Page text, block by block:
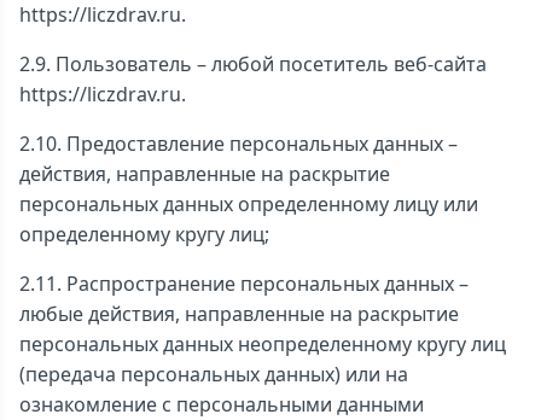
https://liczdrav.ru.
2.9. Пользователь – любой посетитель веб-сайта
https://liczdrav.ru.
2.10. Предоставление персональных данных –
действия, направленные на раскрытие
персональных данных определенному лицу или
определенному кругу лиц;
2.11. Распространение персональных данных –
любые действия, направленные на раскрытие
персональных данных неопределенному кругу лиц
(передача персональных данных) или на
ознакомление с персональными данными